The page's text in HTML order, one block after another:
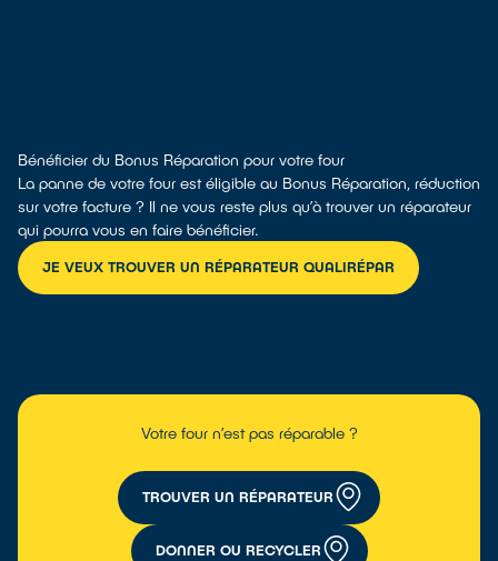
Bénéficier du Bonus Réparation pour votre four
La panne de votre four est éligible au Bonus Réparation, réduction
sur votre facture ? Il ne vous reste plus qu’à trouver un réparateur
qui pourra vous en faire bénéficier.
JE VEUX TROUVER UN RÉPARATEUR QUALIRÉPAR
Votre four n’est pas réparable ?
TROUVER UN RÉPARATEUR
DONNER OU RECYCLER